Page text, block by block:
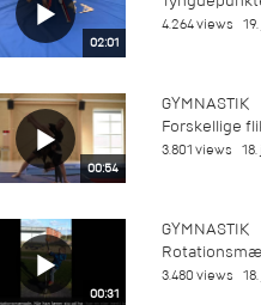
02:01
4.264 views
00:54
GYMNASTIK
Forskellige
3.801 views
00:31
GYMNASTIK
3.480 views